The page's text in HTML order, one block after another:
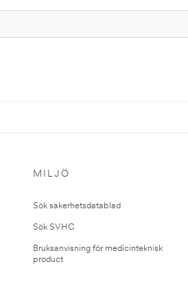
MILJÖ
Sök säkerhetsdatablad
Sök SVHC
Bruksanvisning för medicinteknisk
product